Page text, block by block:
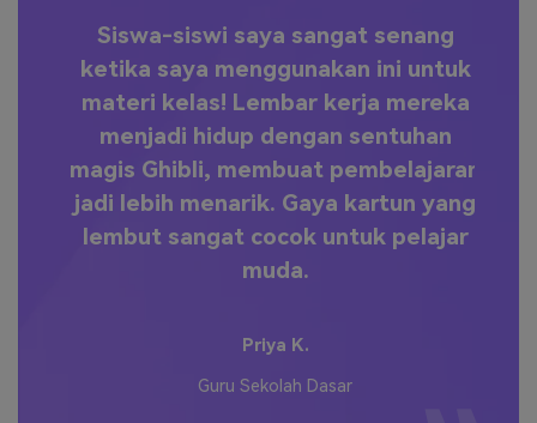
Siswa-siswi saya sangat senang
ketika saya menggunakan ini untuk
materi kelas! Lembar kerja mereka
menjadi hidup dengan sentuhan
magis Ghibli, membuat pembelajaran
jadi lebih menarik. Gaya kartun yang
lembut sangat cocok untuk pelajar
muda.
Priya K.
Guru Sekolah Dasar